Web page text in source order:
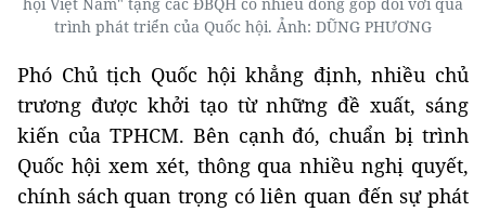
trình phát triển của Quốc hội. Ảnh: DŨNG PHƯƠNG
Phó Chủ tịch Quốc hội khẳng định, nhiều chủ
trương được khởi tạo từ những đề xuất, sáng
kiến của TPHCM. Bên cạnh đó, chuẩn bị trình
Quốc hội xem xét, thông qua nhiều nghị quyết,
chính sách quan trọng có liên quan đến sự phát